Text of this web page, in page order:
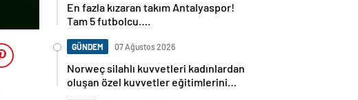
En fazla kızaran takım Antalyaspor!
Tam 5 futbolcu….
GÜNDEM 07 Ağustos 2026
Norweç silahlı kuvvetleri kadınlardan
oluşan özel kuvvetler eğitimlerini